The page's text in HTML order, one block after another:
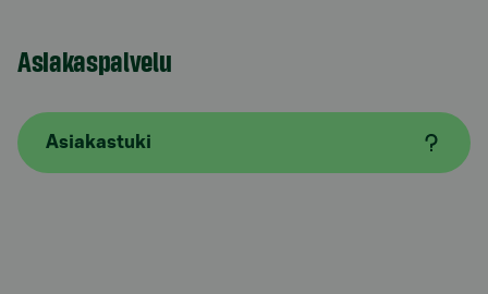
Asiakaspalvelu
Asiakastuki